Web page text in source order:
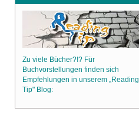
Zu viele Bücher?!? Für
Buchvorstellungen finden sich
Empfehlungen in unserem „Reading
Tip" Blog: